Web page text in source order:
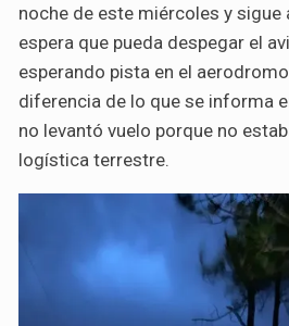
noche de este miércoles y sigue
espera que pueda despegar el
esperando pista en el
diferencia de lo que se informa
no levantó vuelo porque no
logística terrestre.